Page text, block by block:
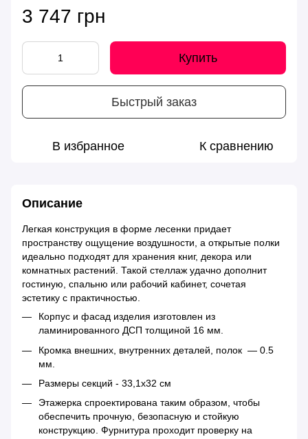
3 747 грн
Купить
Быстрый заказ
В избранное К сравнению
Описание
Легкая конструкция в форме лесенки придает
пространству ощущение воздушности, а открытые полки
идеально подходят для хранения книг, декора или
комнатных растений. Такой стеллаж удачно дополнит
гостиную, спальню или рабочий кабинет, сочетая
эстетику с практичностью.
Корпус и фасад изделия изготовлен из
ламинированного ДСП толщиной 16 мм.
Кромка внешних, внутренних деталей, полок — 0.5
мм.
Размеры секций - 33,1х32 см
Этажерка спроектирована таким образом, чтобы
обеспечить прочную, безопасную и стойкую
конструкцию. Фурнитура проходит проверку на